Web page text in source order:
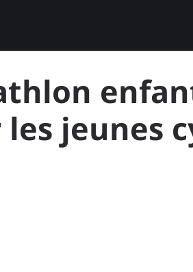
jeunes